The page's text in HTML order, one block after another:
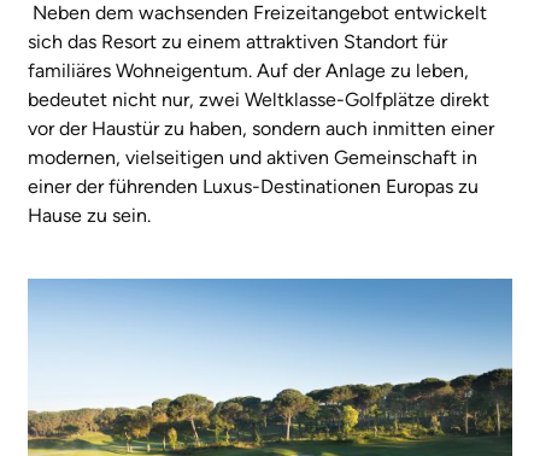
Neben dem wachsenden Freizeitangebot entwickelt
sich das Resort zu einem attraktiven Standort für
familiäres Wohneigentum. Auf der Anlage zu leben,
bedeutet nicht nur, zwei Weltklasse-Golfplätze direkt
vor der Haustür zu haben, sondern auch inmitten einer
modernen, vielseitigen und aktiven Gemeinschaft in
einer der führenden Luxus-Destinationen Europas zu
Hause zu sein.